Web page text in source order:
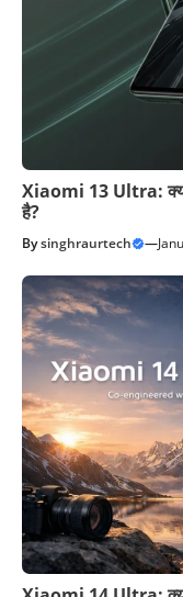
Xiaomi 13 Ultra: क्या
है?
Bysinghraurtech —